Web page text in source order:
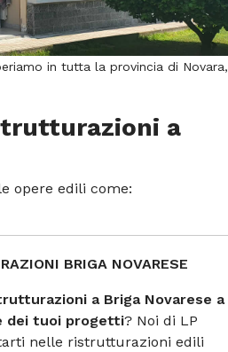
in tutta la provincia di Novara,
a
opere edili come:
BRIGA NOVARESE
a Briga Novarese a
dei tuoi progetti? Noi di LP
nelle ristrutturazioni edili